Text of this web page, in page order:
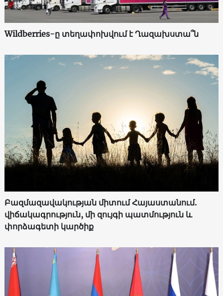
Wildberries-ը տեղափոխվում է Ղազախստա՞ն
Բազմազավակության միտում Հայաստանում.
վիճակագրություն, մի զույգի պատմություն և
փորձագետի կարծիք